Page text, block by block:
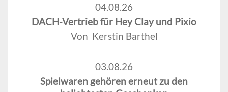
04.08.26
DACH-Vertrieb für Hey Clay und Pixio
Von Kerstin Barthel
03.08.26
Spielwaren gehören erneut zu den